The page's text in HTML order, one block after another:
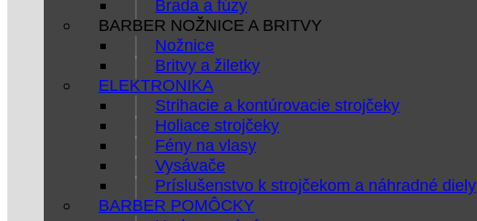
Brada a fúzy
BARBER NOŽNICE A BRITVY
Nožnice
Britvy a žiletky
ELEKTRONIKA
Strihacie a kontúrovacie strojčeky
Holiace strojčeky
Fény na vlasy
Vysávače
Príslušenstvo k strojčekom a náhradné diely
BARBER POMÔCKY